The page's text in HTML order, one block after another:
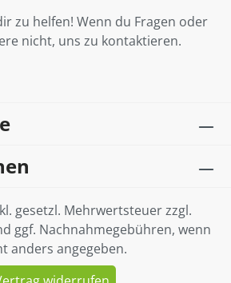
zu helfen! Wenn du Fragen oder
nicht, uns zu kontaktieren.
gesetzl. Mehrwertsteuer zzgl.
ggf. Nachnahmegebühren, wenn
anders angegeben.